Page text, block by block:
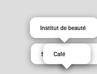
Salons de thé café
Café
Institut de beauté